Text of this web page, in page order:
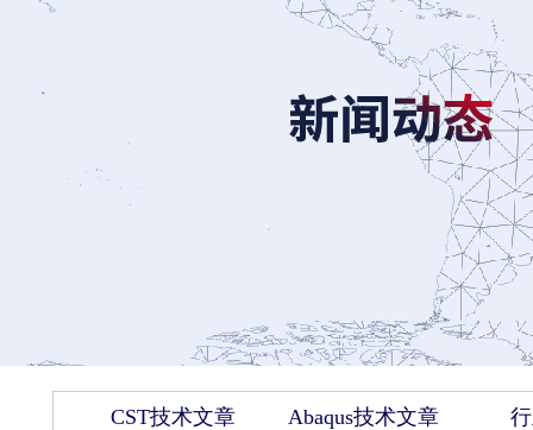
CST技术文章 Abaqus技术文章